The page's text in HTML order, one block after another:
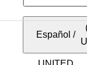
Español /